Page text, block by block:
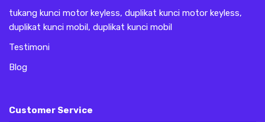
tukang kunci motor keyless, duplikat kunci motor keyless,
duplikat kunci mobil, duplikat kunci mobil
Testimoni
Blog
Customer Service